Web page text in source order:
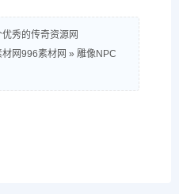
秀的传奇资源网
网996素材网 » 雕像NPC